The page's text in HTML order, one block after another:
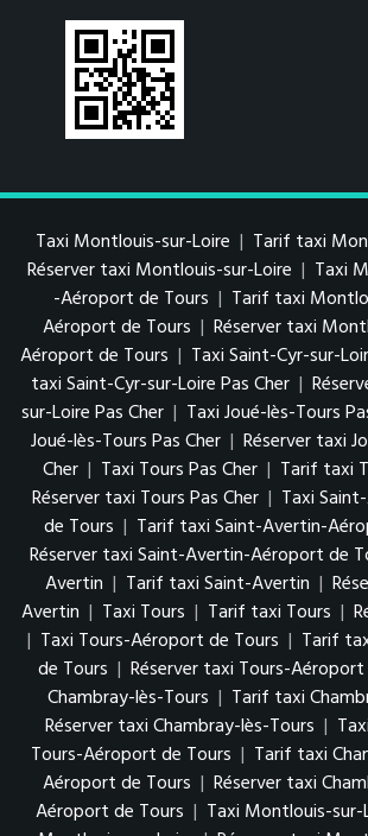
Taxi Montlouis-sur-Loire | Tarif taxi
Réserver taxi Montlouis-sur-Loire | Taxi
-Aéroport de Tours | Tarif taxi
Aéroport de Tours | Réserver taxi
Aéroport de Tours | Taxi Saint-Cyr-sur-
taxi Saint-Cyr-sur-Loire Pas Cher |
sur-Loire Pas Cher | Taxi Joué-lès-Tours
Joué-lès-Tours Pas Cher | Réserver taxi
Cher | Taxi Tours Pas Cher | Tarif taxi
Réserver taxi Tours Pas Cher | Taxi
de Tours | Tarif taxi Saint-Avertin-
Réserver taxi Saint-Avertin-Aéroport de
Avertin | Tarif taxi Saint-Avertin |
Avertin | Taxi Tours | Tarif taxi Tours |
| Taxi Tours-Aéroport de Tours | Tarif
de Tours | Réserver taxi Tours-
Chambray-lès-Tours | Tarif taxi
Réserver taxi Chambray-lès-Tours |
Tours-Aéroport de Tours | Tarif taxi
Aéroport de Tours | Réserver taxi
Aéroport de Tours | Taxi Montlouis-sur-